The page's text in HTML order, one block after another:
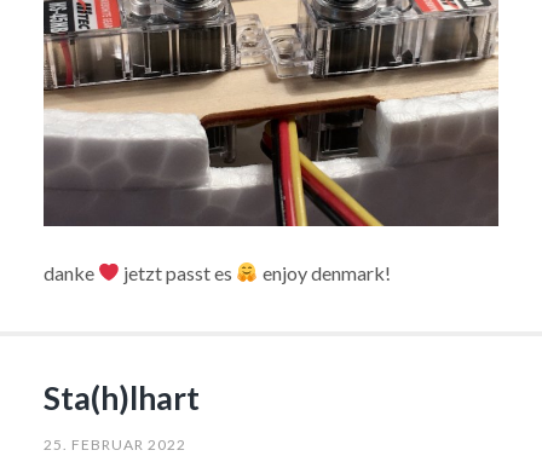
danke jetzt passt es enjoy denmark!
Sta(h)lhart
25. FEBRUAR 2022